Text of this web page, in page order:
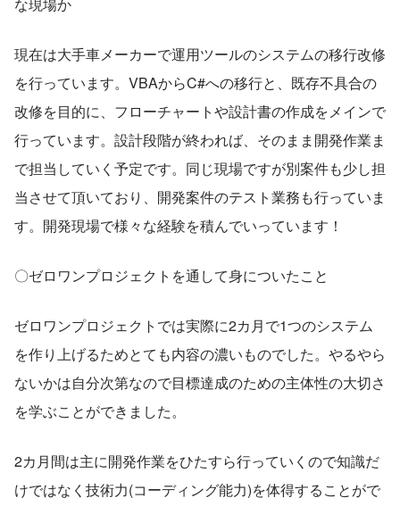
現在は大手車メーカーで運用ツールのシステムの移行改修
を行っています。VBAからC#への移行と、既存不具合の
改修を目的に、フローチャートや設計書の作成をメインで
行っています。設計段階が終われば、そのまま開発作業ま
で担当していく予定です。同じ現場ですが別案件も少し担
当させて頂いており、開発案件のテスト業務も行っていま
す。開発現場で様々な経験を積んでいっています！
〇ゼロワンプロジェクトを通して身についたこと
ゼロワンプロジェクトでは実際に2カ月で1つのシステム
を作り上げるためとても内容の濃いものでした。やるやら
ないかは自分次第なので目標達成のための主体性の大切さ
を学ぶことができました。
2カ月間は主に開発作業をひたすら行っていくので知識だ
けではなく技術力(コーディング能力)を体得することがで